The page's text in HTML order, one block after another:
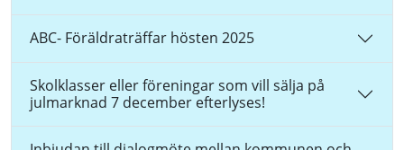
ABC- Föräldraträffar hösten 2025
Skolklasser eller föreningar som vill sälja på
julmarknad 7 december efterlyses!